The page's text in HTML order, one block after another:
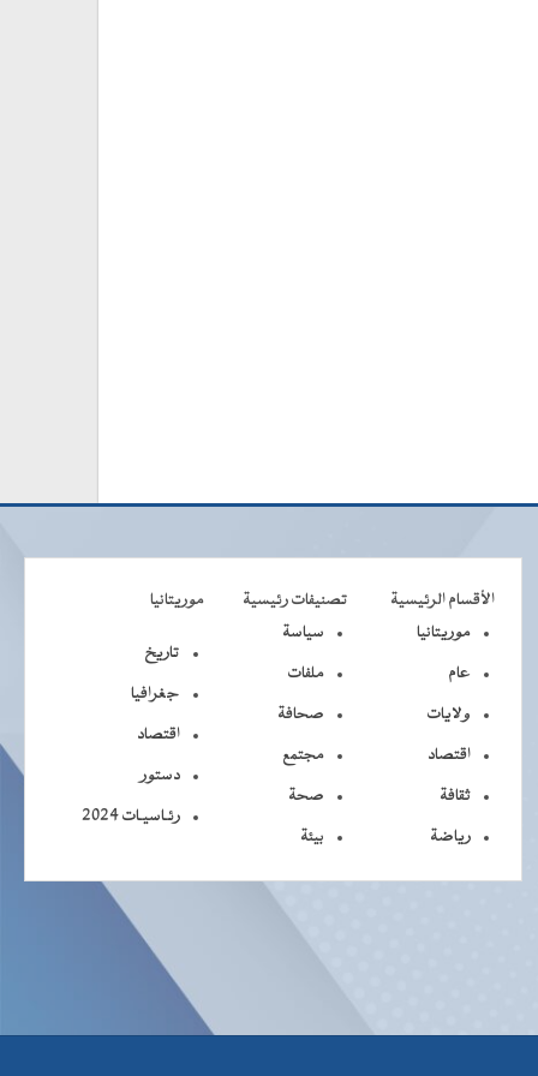
الأقسام الرئيسية تصنيفات رئيسية
موريتانيا
موريتانيا
عام
ولايات
اقتصاد
ثقافة
رياضة
سياسة
ملفات
صحافة
مجتمع
صحة
بيئة
تاريخ
جغرافيا
اقتصاد
دستور
رئـاسيـات 2024